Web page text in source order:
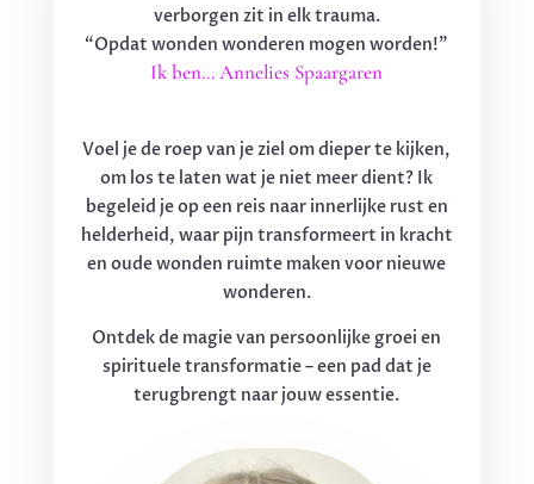
verborgen zit in elk trauma.
“Opdat wonden wonderen mogen worden!”
Ik ben… Annelies Spaargaren
Voel je de roep van je ziel om dieper te kijken,
om los te laten wat je niet meer dient? Ik
begeleid je op een reis naar innerlijke rust en
helderheid, waar pijn transformeert in kracht
en oude wonden ruimte maken voor nieuwe
wonderen.
Ontdek de magie van persoonlijke groei en
spirituele transformatie – een pad dat je
terugbrengt naar jouw essentie.